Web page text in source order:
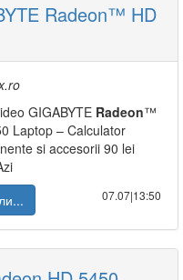
Radeon™ HD
GIGABYTE Radeon™
Laptop – Calculator
si accesorii 90 lei
07.07|13:50